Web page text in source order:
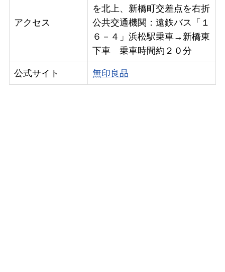
アクセス
を北上、新橋町交差点を右折
公共交通機関：遠鉄バス「１
６－４」浜松駅乗車→新橋東
下車 乗車時間約２０分
公式サイト 無印良品